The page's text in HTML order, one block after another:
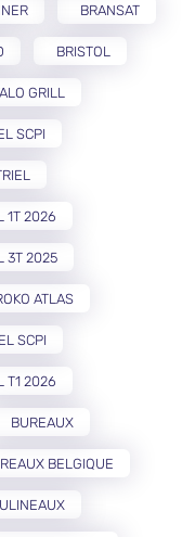
BRANSAT
BRISTOL
GRILL
SCPI
1T 2026
3T 2025
ATLAS
SCPI
T1 2026
BUREAUX
BELGIQUE